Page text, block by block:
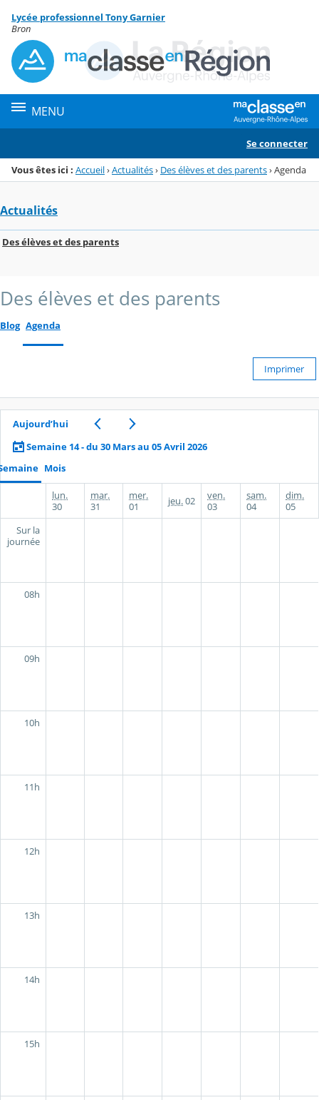
Menu de la rubrique
Contenu
Lycée professionnel Tony Garnier
Bron
MENU
Se connecter
Vous êtes ici : Accueil›Actualités› Des élèves et des parents›Agenda
Actualités
Des élèves et des parents
Des élèves et des parents
Blog Agenda
Imprimer
Aujourd’hui
Semaine 14 - du 30 Mars au 05 Avril 2026
Mois
lun.
30
mar.
31
mer.
01
jeu.02
ven.
03
sam.
04
dim.
05
Sur la
journée
08h
09h
10h
11h
12h
13h
14h
15h